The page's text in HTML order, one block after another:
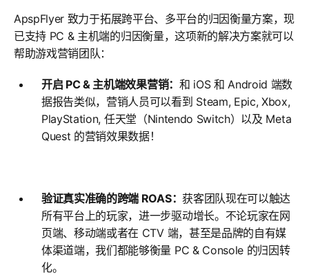
ApspFlyer 致力于拓展跨平台、多平台的归因衡量方案，现
已支持 PC & 主机端的归因衡量，这项新的解决方案就可以
帮助游戏营销团队：
开启 PC & 主机端效果营销： 和 iOS 和 Android 端数
据报告类似，营销人员可以看到 Steam, Epic, Xbox,
PlayStation, 任天堂（Nintendo Switch）以及 Meta
Quest 的营销效果数据！
验证真实准确的跨端 ROAS：获客团队现在可以触达
所有平台上的玩家，进一步驱动增长。不论玩家在网
页端、移动端或者在 CTV 端，甚至是品牌的自有媒
体渠道端，我们都能够衡量 PC & Console 的归因转
化。